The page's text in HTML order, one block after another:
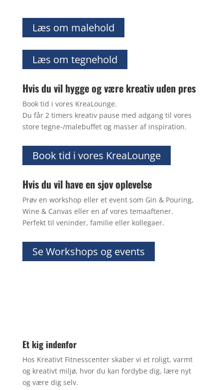
Læs om malehold
Læs om tegnehold
Hvis du vil hygge og være kreativ uden pres
Book tid i vores KreaLounge.
Du får 2 timers kreativ pause med adgang til vores
store tegne-/malebuffet og masser af inspiration.
Book tid i vores KreaLounge
Hvis du vil have en sjov oplevelse
Prøv en workshop eller et event som Gin & Pouring,
Wine & Canvas eller en af vores temaaftener.
Perfekt til veninder, familie eller kollegaer.
Se Workshops og events
Et kig indenfor
Hos Kreativt Fitnesscenter skaber vi et roligt, varmt
og kreativt miljø, hvor du kan fordybe dig, lære nyt
og være dig selv.